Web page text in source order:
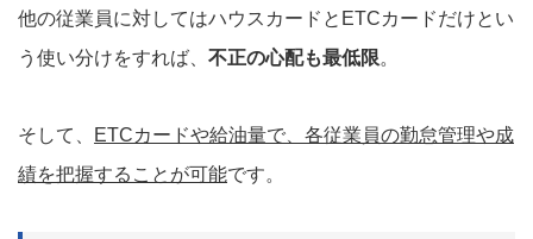
他の従業員に対してはハウスカードとETCカードだけとい
う使い分けをすれば、 不正の心配も最低限。
そして、
ETCカードや給油量で、各従業員の勤怠管理や成
績を把握することが可能です。